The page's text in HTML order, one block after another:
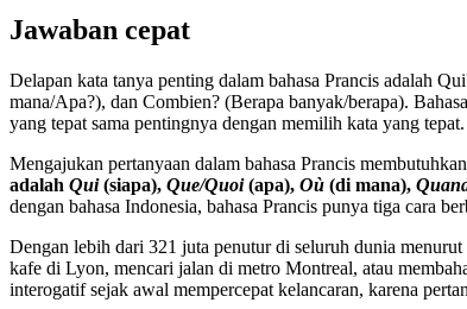
Jawaban cepat
Delapan kata tanya penting dalam bahasa Prancis adalah
mana/Apa?), dan Combien? (Berapa banyak/berapa).
yang tepat sama pentingnya dengan memilih kata yang tepat.
Mengajukan pertanyaan dalam bahasa Prancis
adalah Qui(siapa), Que/Quoi(apa), Où (di mana),
dengan bahasa Indonesia, bahasa Prancis punya tiga cara
Dengan lebih dari 321 juta penutur di seluruh dunia
kafe di Lyon, mencari jalan di metro Montreal, atau
interogatif sejak awal mempercepat kelancaran, karena